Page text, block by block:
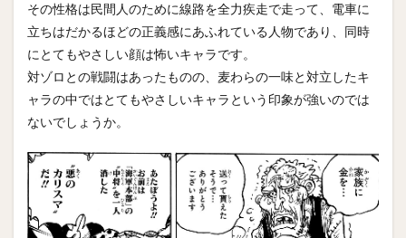
その性格は民間人のために線路を全力疾走で走って、電車に
立ちはだかるほどの正義感にあふれている人物であり、同時
にとてもやさしい顔は怖いキャラです。
対ゾロとの戦闘はあったものの、麦わらの一味と対立したキ
ャラの中ではとてもやさしいキャラという印象が強いのでは
ないでしょうか。